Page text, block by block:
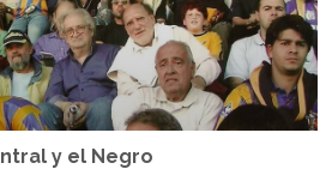
y el Negro